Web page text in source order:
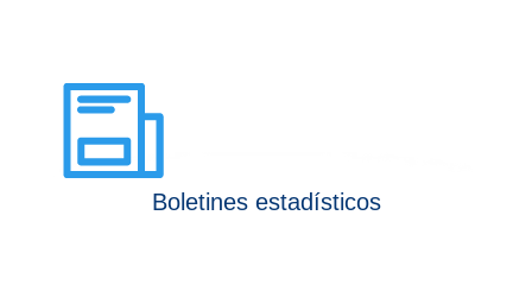
Boletines estadísticos